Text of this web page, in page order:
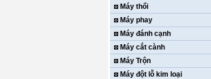
Máy thổi
Máy phay
Máy đánh cạnh
Máy cắt cành
Máy Trộn
Máy đột lỗ kim loại